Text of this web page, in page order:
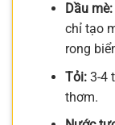
Dầu mè:
chỉ tạo
rong
Tỏi:3-4
thơm.